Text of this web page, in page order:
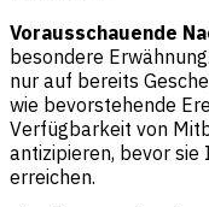
Vorausschauende
besondere
nur auf bereits
wie bevorstehende
Verfügbarkeit von
antizipieren, bevor
erreichen.